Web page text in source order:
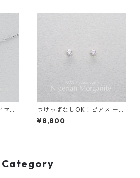
リ
ル
レ
つけっぱなしOK！ピアス モル
ガナイト AAAA サージカルス
テンレス 金属アレルギー 誕生
¥8,800
Category